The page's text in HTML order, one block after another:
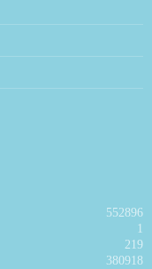
552896
1
219
380918